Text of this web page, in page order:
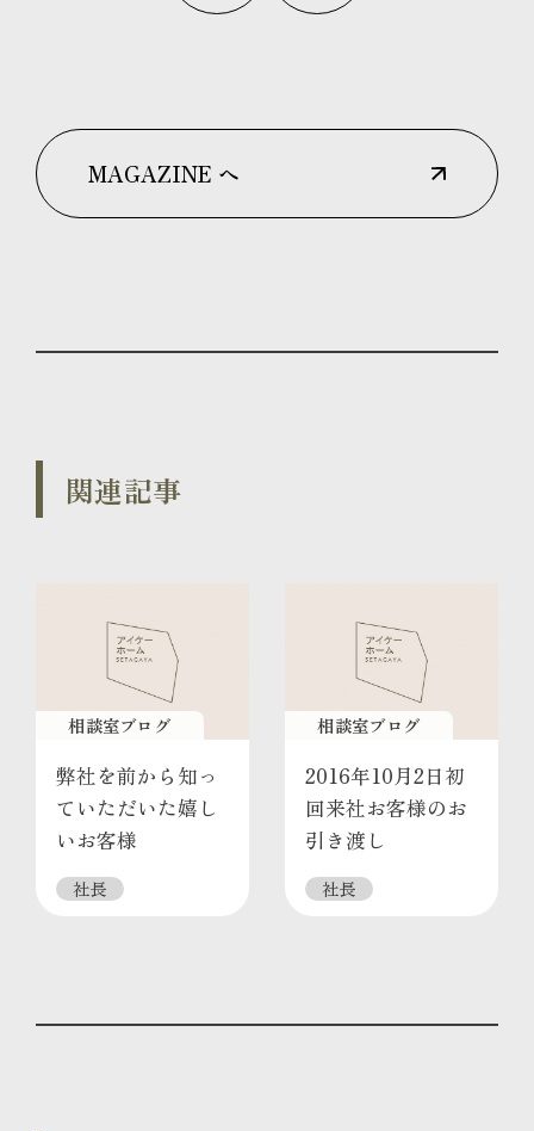
MAGAZINE へ
関連記事
相談室ブログ
弊社を前から知っ
ていただいた嬉し
いお客様
社長
相談室ブログ
2016年10月2日初
回来社お客様のお
引き渡し
社長